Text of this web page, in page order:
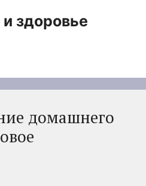
здоровье
домашнего